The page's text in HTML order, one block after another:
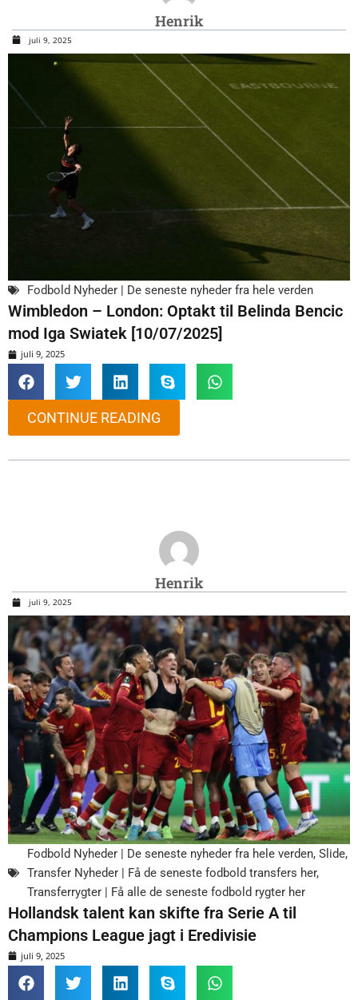
Henrik
juli 9, 2025
Fodbold Nyheder | De seneste nyheder fra hele verden
Wimbledon – London: Optakt til Belinda Bencic
mod Iga Swiatek [10/07/2025]
juli 9, 2025
CONTINUE READING
Henrik
juli 9, 2025
Fodbold Nyheder | De seneste nyheder fra hele verden, Slide,
Transfer Nyheder | Få de seneste fodbold transfers her,
Transferrygter | Få alle de seneste fodbold rygter her
Hollandsk talent kan skifte fra Serie A til
Champions League jagt i Eredivisie
juli 9, 2025